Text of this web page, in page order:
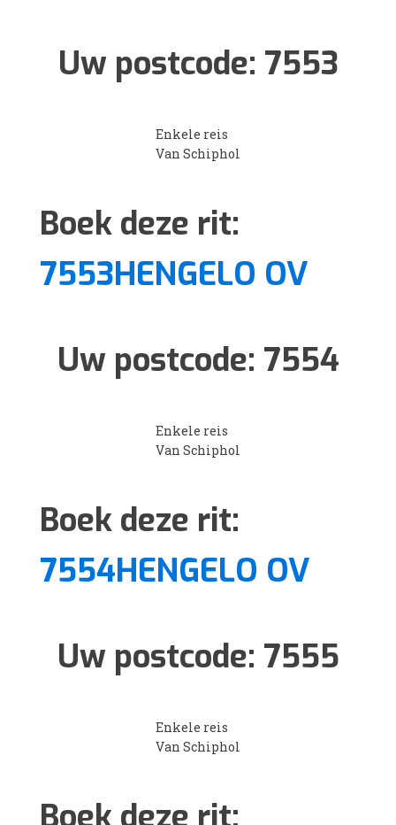
Uw postcode: 7553
Enkele reis
Van Schiphol
Boek deze rit:
7553HENGELO OV
Uw postcode: 7554
Enkele reis
Van Schiphol
Boek deze rit:
7554HENGELO OV
Uw postcode: 7555
Enkele reis
Van Schiphol